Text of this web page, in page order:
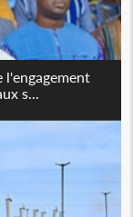
l'engagement
s...